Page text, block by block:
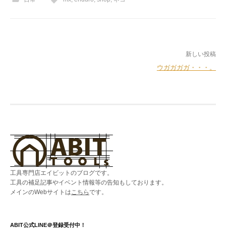
b
t
ー
シ
ョ
ン
新しい投稿
ウガガガガ・・・。
工具専門店エイビットのブログです。
工具の補足記事やイベント情報等の告知もしております。
メインのWebサイトはこちらです。
ABIT公式LINE＠登録受付中！